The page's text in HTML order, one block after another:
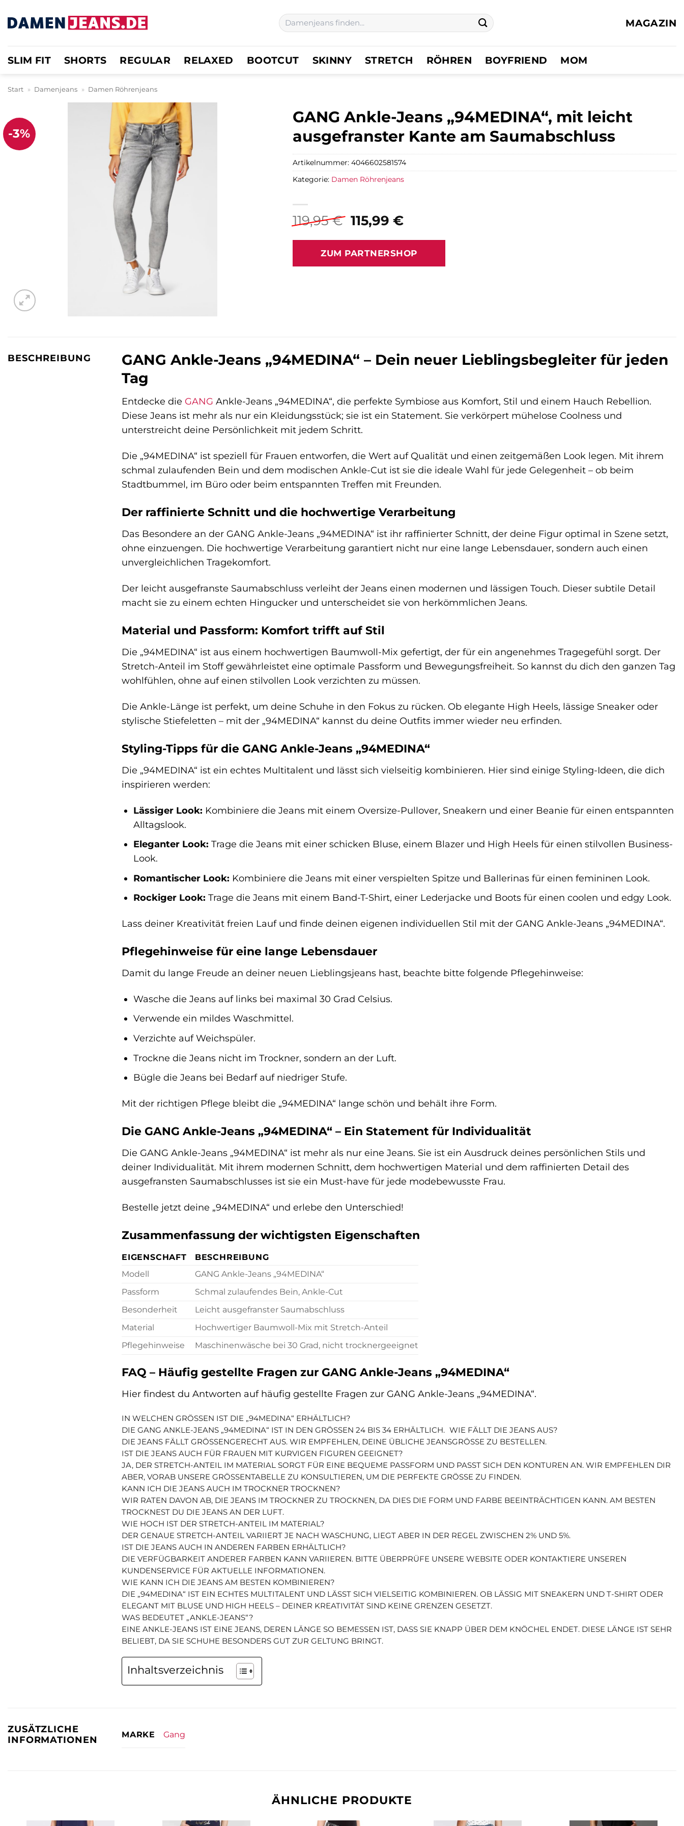
Inhalt
Suchen
nach:
MAGAZIN
SLIM FIT SHORTS REGULAR RELAXED BOOTCUT SKINNY STRETCH RÖHREN BOYFRIEND MOM
Start » Damenjeans » Damen Röhrenjeans
-3%
GANG Ankle-Jeans „94MEDINA“, mit leicht
ausgefranster Kante am Saumabschluss
119,95€ Ursprünglicher
war:
119,95 €
115,99 €Aktueller
ist:
115,99 €.
ZUM PARTNERSHOP
Artikelnummer: 4046602581574
Kategorie: Damen Röhrenjeans
BESCHREIBUNG
GANG Ankle-Jeans „94MEDINA“ – Dein neuer Lieblingsbegleiter für jeden
Tag
Entdecke die GANG Ankle-Jeans „94MEDINA“, die perfekte Symbiose aus Komfort, Stil und einem Hauch Rebellion.
Diese Jeans ist mehr als nur ein Kleidungsstück; sie ist ein Statement. Sie verkörpert mühelose Coolness und
unterstreicht deine Persönlichkeit mit jedem Schritt.
Die „94MEDINA“ ist speziell für Frauen entworfen, die Wert auf Qualität und einen zeitgemäßen Look legen. Mit ihrem
schmal zulaufenden Bein und dem modischen Ankle-Cut ist sie die ideale Wahl für jede Gelegenheit – ob beim
Stadtbummel, im Büro oder beim entspannten Treffen mit Freunden.
Der raffinierte Schnitt und die hochwertige Verarbeitung
Das Besondere an der GANG Ankle-Jeans „94MEDINA“ ist ihr raffinierter Schnitt, der deine Figur optimal in Szene setzt,
ohne einzuengen. Die hochwertige Verarbeitung garantiert nicht nur eine lange Lebensdauer, sondern auch einen
unvergleichlichen Tragekomfort.
Der leicht ausgefranste Saumabschluss verleiht der Jeans einen modernen und lässigen Touch. Dieser subtile Detail
macht sie zu einem echten Hingucker und unterscheidet sie von herkömmlichen Jeans.
Material und Passform: Komfort trifft auf Stil
Die „94MEDINA“ ist aus einem hochwertigen Baumwoll-Mix gefertigt, der für ein angenehmes Tragegefühl sorgt. Der
Stretch-Anteil im Stoff gewährleistet eine optimale Passform und Bewegungsfreiheit. So kannst du dich den ganzen Tag
wohlfühlen, ohne auf einen stilvollen Look verzichten zu müssen.
Die Ankle-Länge ist perfekt, um deine Schuhe in den Fokus zu rücken. Ob elegante High Heels, lässige Sneaker oder
stylische Stiefeletten – mit der „94MEDINA“ kannst du deine Outfits immer wieder neu erfinden.
Styling-Tipps für die GANG Ankle-Jeans „94MEDINA“
Die „94MEDINA“ ist ein echtes Multitalent und lässt sich vielseitig kombinieren. Hier sind einige Styling-Ideen, die dich
inspirieren werden:
Lässiger Look: Kombiniere die Jeans mit einem Oversize-Pullover, Sneakern und einer Beanie für einen entspannten
Alltagslook.
Eleganter Look: Trage die Jeans mit einer schicken Bluse, einem Blazer und High Heels für einen stilvollen Business-
Look.
Romantischer Look: Kombiniere die Jeans mit einer verspielten Spitze und Ballerinas für einen femininen Look.
Rockiger Look: Trage die Jeans mit einem Band-T-Shirt, einer Lederjacke und Boots für einen coolen und edgy Look.
Lass deiner Kreativität freien Lauf und finde deinen eigenen individuellen Stil mit der GANG Ankle-Jeans „94MEDINA“.
Pflegehinweise für eine lange Lebensdauer
Damit du lange Freude an deiner neuen Lieblingsjeans hast, beachte bitte folgende Pflegehinweise:
Wasche die Jeans auf links bei maximal 30 Grad Celsius.
Verwende ein mildes Waschmittel.
Verzichte auf Weichspüler.
Trockne die Jeans nicht im Trockner, sondern an der Luft.
Bügle die Jeans bei Bedarf auf niedriger Stufe.
Mit der richtigen Pflege bleibt die „94MEDINA“ lange schön und behält ihre Form.
Die GANG Ankle-Jeans „94MEDINA“ – Ein Statement für Individualität
Die GANG Ankle-Jeans „94MEDINA“ ist mehr als nur eine Jeans. Sie ist ein Ausdruck deines persönlichen Stils und
deiner Individualität. Mit ihrem modernen Schnitt, dem hochwertigen Material und dem raffinierten Detail des
ausgefransten Saumabschlusses ist sie ein Must-have für jede modebewusste Frau.
Bestelle jetzt deine „94MEDINA“ und erlebe den Unterschied!
Zusammenfassung der wichtigsten Eigenschaften
EIGENSCHAFT
BESCHREIBUNG
Modell
GANG Ankle-Jeans „94MEDINA“
Passform
Schmal zulaufendes Bein, Ankle-Cut
Besonderheit
Leicht ausgefranster Saumabschluss
Material
Hochwertiger Baumwoll-Mix mit Stretch-Anteil
Pflegehinweise
Maschinenwäsche bei 30 Grad, nicht trocknergeeignet
FAQ – Häufig gestellte Fragen zur GANG Ankle-Jeans „94MEDINA“
Hier findest du Antworten auf häufig gestellte Fragen zur GANG Ankle-Jeans „94MEDINA“.
IN WELCHEN GRÖSSEN IST DIE „94MEDINA“ ERHÄLTLICH?
DIE GANG ANKLE-JEANS „94MEDINA“ IST IN DEN GRÖSSEN 24 BIS 34 ERHÄLTLICH.
WIE FÄLLT DIE JEANS AUS?
DIE JEANS FÄLLT GRÖSSENGERECHT AUS. WIR EMPFEHLEN, DEINE ÜBLICHE JEANSGRÖSSE ZU BESTELLEN.
IST DIE JEANS AUCH FÜR FRAUEN MIT KURVIGEN FIGUREN GEEIGNET?
JA, DER STRETCH-ANTEIL IM MATERIAL SORGT FÜR EINE BEQUEME PASSFORM UND PASST SICH DEN KONTUREN AN. WIR EMPFEHLEN DIR
ABER, VORAB UNSERE GRÖSSENTABELLE ZU KONSULTIEREN, UM DIE PERFEKTE GRÖSSE ZU FINDEN.
KANN ICH DIE JEANS AUCH IM TROCKNER TROCKNEN?
WIR RATEN DAVON AB, DIE JEANS IM TROCKNER ZU TROCKNEN, DA DIES DIE FORM UND FARBE BEEINTRÄCHTIGEN KANN. AM BESTEN
TROCKNEST DU DIE JEANS AN DER LUFT.
WIE HOCH IST DER STRETCH-ANTEIL IM MATERIAL?
DER GENAUE STRETCH-ANTEIL VARIIERT JE NACH WASCHUNG, LIEGT ABER IN DER REGEL ZWISCHEN 2% UND 5%.
IST DIE JEANS AUCH IN ANDEREN FARBEN ERHÄLTLICH?
DIE VERFÜGBARKEIT ANDERER FARBEN KANN VARIIEREN. BITTE ÜBERPRÜFE UNSERE WEBSITE ODER KONTAKTIERE UNSEREN
KUNDENSERVICE FÜR AKTUELLE INFORMATIONEN.
WIE KANN ICH DIE JEANS AM BESTEN KOMBINIEREN?
DIE „94MEDINA“ IST EIN ECHTES MULTITALENT UND LÄSST SICH VIELSEITIG KOMBINIEREN. OB LÄSSIG MIT SNEAKERN UND T-SHIRT ODER
ELEGANT MIT BLUSE UND HIGH HEELS – DEINER KREATIVITÄT SIND KEINE GRENZEN GESETZT.
WAS BEDEUTET „ANKLE-JEANS“?
EINE ANKLE-JEANS IST EINE JEANS, DEREN LÄNGE SO BEMESSEN IST, DASS SIE KNAPP ÜBER DEM KNÖCHEL ENDET. DIESE LÄNGE IST SEHR
BELIEBT, DA SIE SCHUHE BESONDERS GUT ZUR GELTUNG BRINGT.
Inhaltsverzeichnis
ZUSÄTZLICHE
INFORMATIONEN
MARKE Gang
ÄHNLICHE PRODUKTE